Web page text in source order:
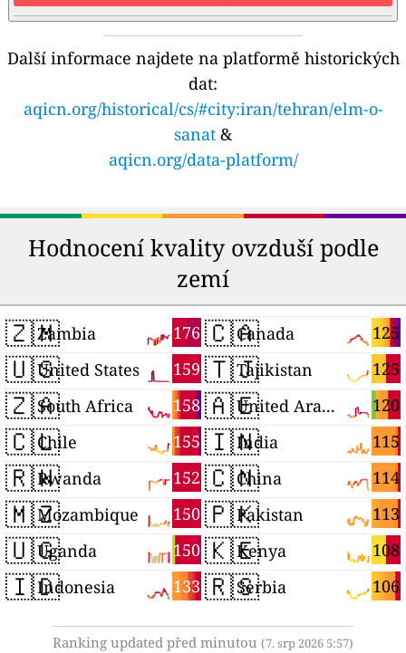
Další informace najdete na platformě historických
dat:
aqicn.org/historical/cs/#city:iran/tehran/elm-o-
sanat &
aqicn.org/data-platform/
Hodnocení kvality ovzduší podle
zemí
🇿🇲 176
Zambia
🇺🇸 159
United States
🇿🇦 158
South Africa
🇨🇱 155
Chile
🇷🇼 152
Rwanda
🇲🇿 150
Mozambique
🇺🇬 150
Uganda
🇮🇩 133
Indonesia
🇨🇦 125
Canada
🇹🇯 125
Tajikistan
🇦🇪 120
United Arab Emirates
🇮🇳 115
India
🇨🇳 114
China
🇵🇰 113
Pakistan
🇰🇪 108
Kenya
🇷🇸 106
Serbia
Ranking updated před minutou (7. srp 2026 5:57)